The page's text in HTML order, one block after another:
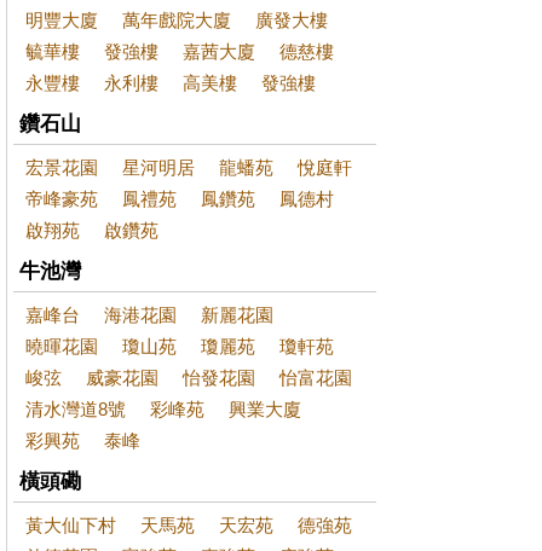
明豐大廈
萬年戲院大廈
廣發大樓
毓華樓
發強樓 嘉茜大廈
德慈樓
永豐樓
永利樓 高美樓 發強樓
鑽石山
宏景花園 星河明居 龍蟠苑
悅庭軒
帝峰豪苑
鳳禮苑 鳳鑽苑
鳳德村
啟翔苑
啟鑽苑
牛池灣
嘉峰台 海港花園
新麗花園
曉暉花園
瓊山苑 瓊麗苑
瓊軒苑
峻弦
威豪花園 怡發花園
怡富花園
清水灣道8號
彩峰苑
興業大廈
彩興苑
泰峰
橫頭磡
黃大仙下村 天馬苑 天宏苑
德強苑